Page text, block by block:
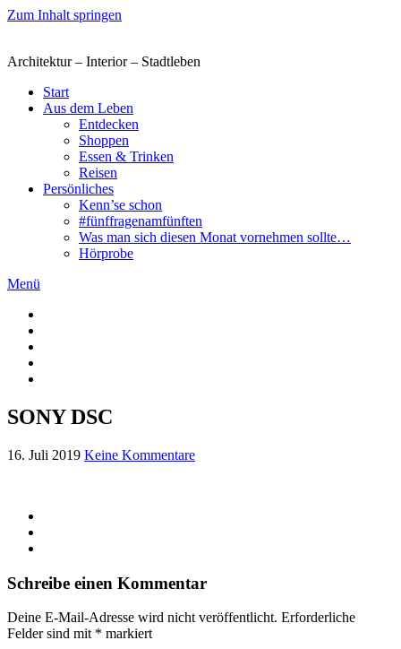
Zum Inhalt springen
Architektur – Interior – Stadtleben
Start
Aus dem Leben
Entdecken
Shoppen
Essen & Trinken
Reisen
Persönliches
Kenn’se schon
#fünffragenamfünften
Was man sich diesen Monat vornehmen sollte…
Hörprobe
Menü
SONY DSC
16. Juli 2019 Keine Kommentare
Schreibe einen Kommentar
Deine E-Mail-Adresse wird nicht veröffentlicht. Erforderliche
Felder sind mit * markiert